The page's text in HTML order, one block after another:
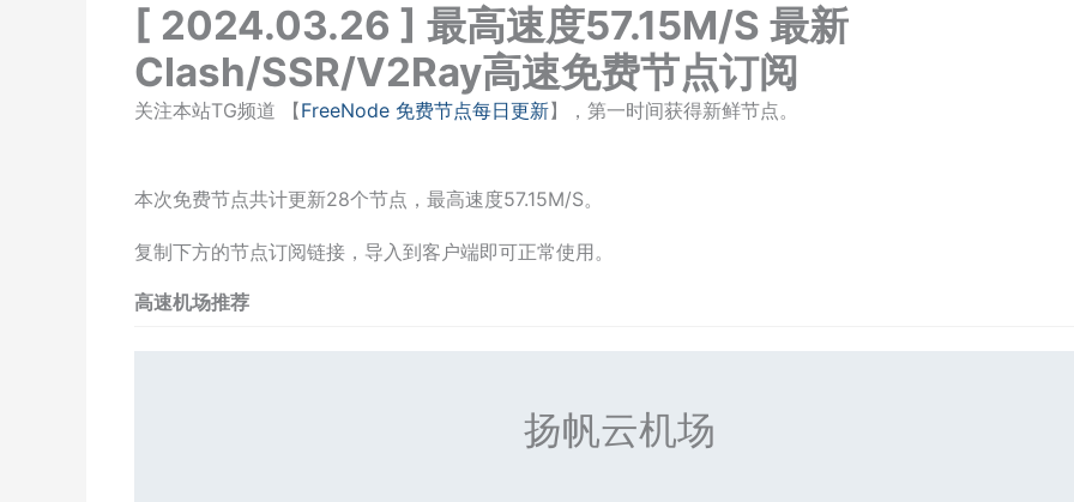
[ 2024.03.26 ] 最高速度57.15M/S 最新
Clash/SSR/V2Ray高速免费节点订阅
关注本站TG频道 【FreeNode 免费节点每日更新】，第一时间获得新鲜节点。
本次免费节点共计更新28个节点，最高速度57.15M/S。
复制下方的节点订阅链接，导入到客户端即可正常使用。
高速机场推荐
扬帆云机场